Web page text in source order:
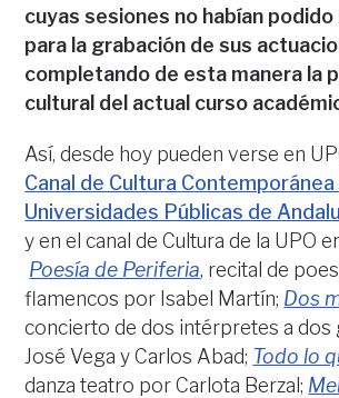
cuyas sesiones no habían
para la grabación de sus
completando de esta manera la
cultural del actual curso
Así, desde hoy pueden verse en
Canal de Cultura Contemporánea
Universidades Públicas de
y en el canal de Cultura de la UPO
Poesía de Periferia, recital de
flamencos por Isabel Martín; Dos
concierto de dos intérpretes a dos
José Vega y Carlos Abad; Todo lo
danza teatro por Carlota Berzal;